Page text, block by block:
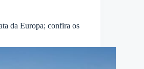
da Europa; confira os